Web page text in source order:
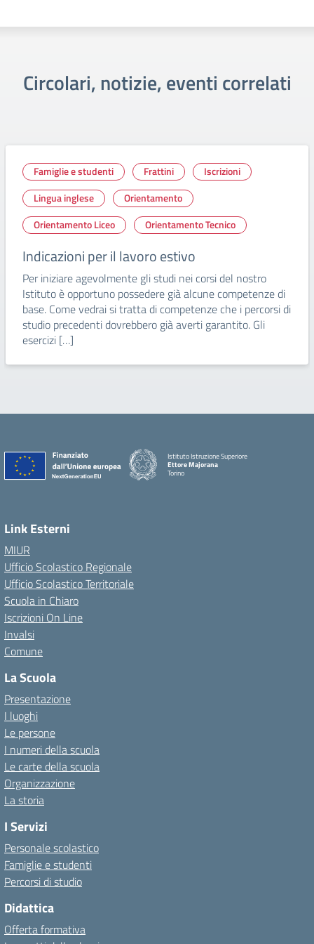
Circolari, notizie, eventi correlati
Famiglie e studenti Frattini
Iscrizioni
Lingua inglese
Orientamento
Orientamento Liceo
Orientamento Tecnico
Indicazioni per il lavoro estivo
Per iniziare agevolmente gli studi nei corsi del nostro
Istituto è opportuno possedere già alcune competenze di
base. Come vedrai si tratta di competenze che i percorsi di
studio precedenti dovrebbero già averti garantito. Gli
esercizi […]
Istituto Istruzione Superiore
Ettore Majorana
Torino
Link Esterni
MIUR
Ufficio Scolastico Regionale
Ufficio Scolastico Territoriale
Scuola in Chiaro
Iscrizioni On Line
Invalsi
Comune
La Scuola
Presentazione
I luoghi
Le persone
I numeri della scuola
Le carte della scuola
Organizzazione
La storia
I Servizi
Personale scolastico
Famiglie e studenti
Percorsi di studio
Didattica
Offerta formativa